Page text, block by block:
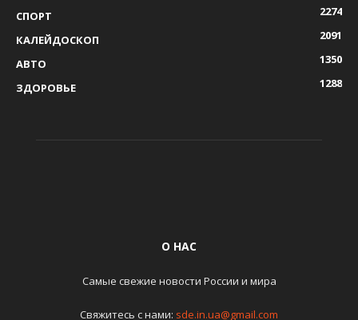
СПОРТ
2274
КАЛЕЙДОСКОП
2091
АВТО
1350
ЗДОРОВЬЕ
1288
О НАС
Самые свежие новости России и мира
Свяжитесь с нами: sde.in.ua@gmail.com